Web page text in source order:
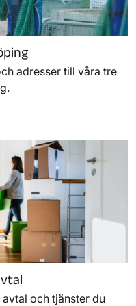
adresser till våra tre
och tjänster du